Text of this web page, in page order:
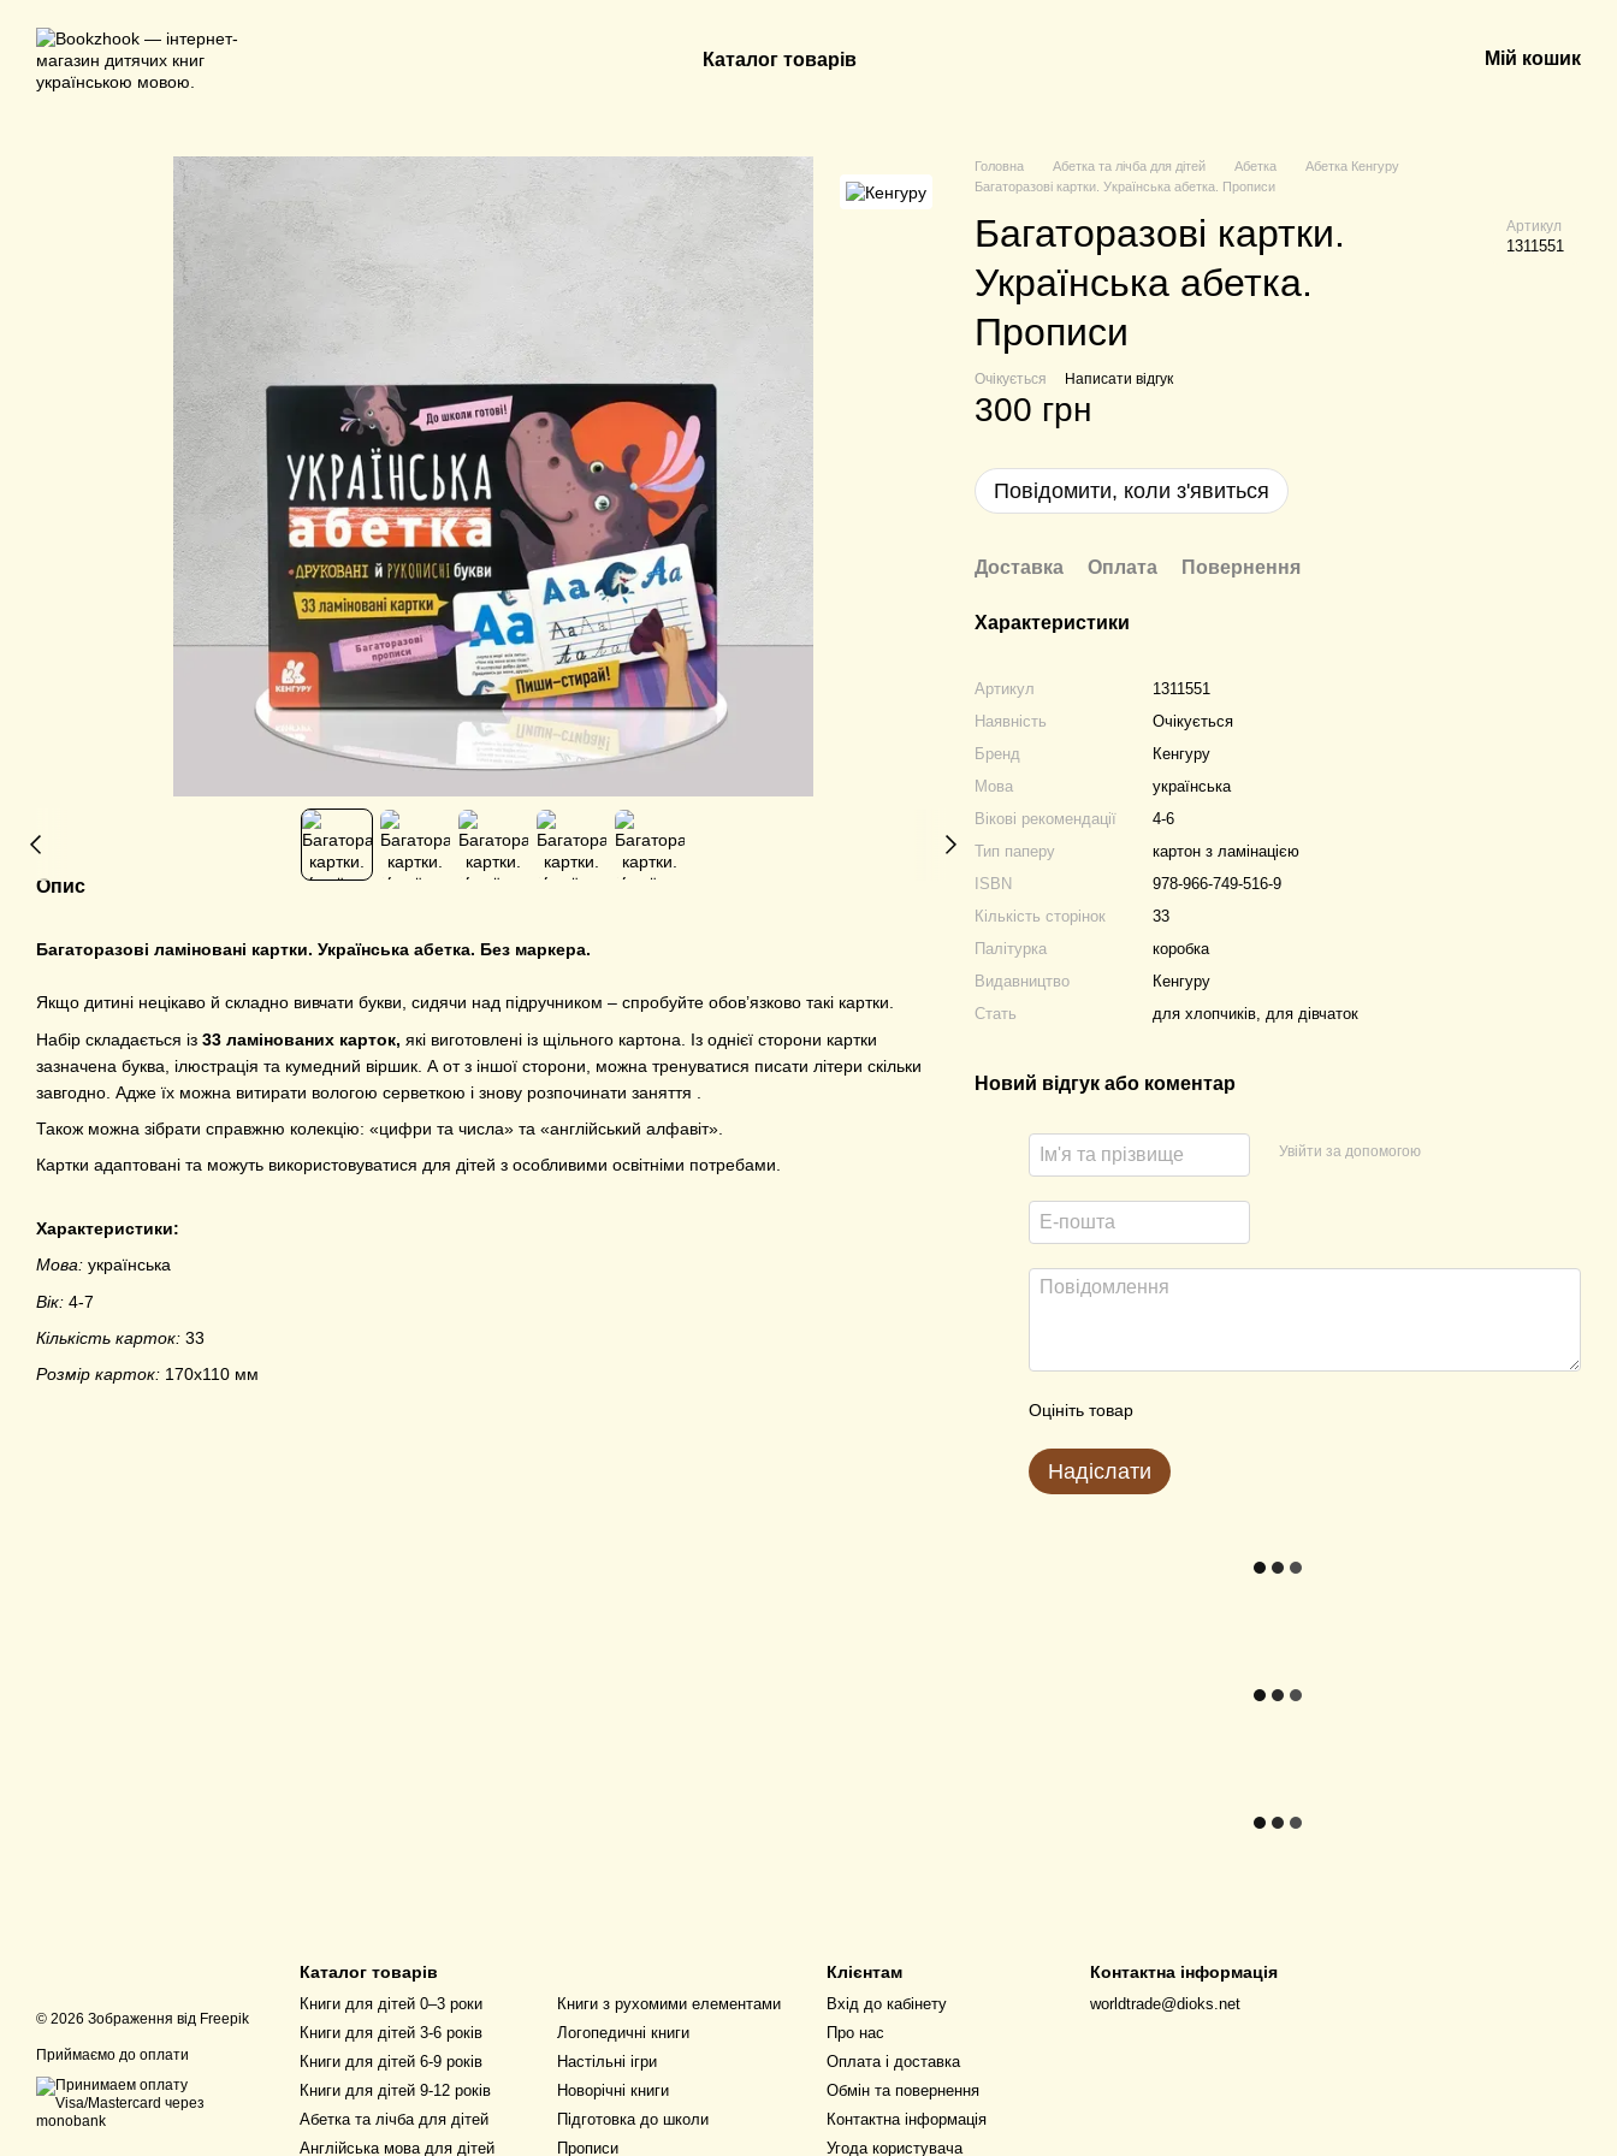
Каталог товарів Мій кошик
Опис
Багаторазові ламіновані картки. Українська абетка. Без маркера.
Якщо дитині нецікаво й складно вивчати букви, сидячи над підручником – спробуйте обов’язково такі картки.
Набір складається із 33 ламінованих карток, які виготовлені із щільного картона. Із однієї сторони картки
зазначена буква, ілюстрація та кумедний віршик. А от з іншої сторони, можна тренуватися писати літери скільки
завгодно. Адже їх можна витирати вологою серветкою і знову розпочинати заняття .
Також можна зібрати справжню колекцію: «цифри та числа» та «англійський алфавіт».
Картки адаптовані та можуть використовуватися для дітей з особливими освітніми потребами.
Характеристики:
Мова: українська
Вік: 4-7
Кількість карток: 33
Розмір карток: 170х110 мм
Головна Абетка та лічба для дітей Абетка
Абетка Кенгуру
Багаторазові картки. Українська абетка. Прописи
Багаторазові картки.
Українська абетка.
Прописи
Артикул
1311551
Очікується Написати відгук
300 грн
Повідомити, коли з'явиться
Доставка Оплата Повернення
Характеристики
Артикул
1311551
Наявність
Очікується
Бренд
Кенгуру
Мова
українська
Вікові рекомендації
4-6
Тип паперу
картон з ламінацією
ISBN
978-966-749-516-9
Кількість сторінок
33
Палітурка
коробка
Видавництво
Кенгуру
Стать
для хлопчиків, для дівчаток
Новий відгук або коментар
Увійти за допомогою
Оцініть товар
Надіслати
© 2026 Зображення від Freepik
Приймаємо до оплати
Каталог товарів
Книги для дітей 0–3 роки
Книги для дітей 3-6 років
Книги для дітей 6-9 років
Книги для дітей 9-12 років
Абетка та лічба для дітей
Англійська мова для дітей
Книги з рухомими елементами
Логопедичні книги
Настільні ігри
Новорічні книги
Підготовка до школи
Прописи
Клієнтам
Вхід до кабінету
Про нас
Оплата і доставка
Обмін та повернення
Контактна інформація
Угода користувача
Контактна інформація
worldtrade@dioks.net